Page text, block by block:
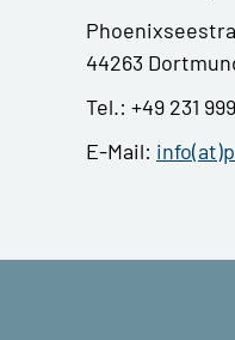
44263
Tel.: +49 231
E-Mail: